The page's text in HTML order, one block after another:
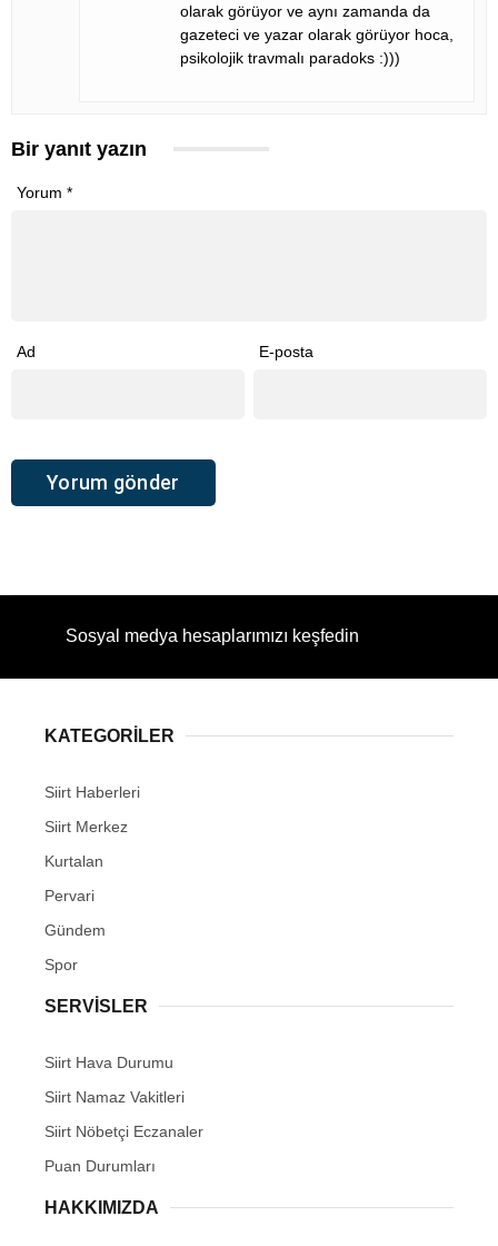
olarak görüyor ve aynı zamanda da
gazeteci ve yazar olarak görüyor hoca,
psikolojik travmalı paradoks :)))
Bir yanıt yazın
Yorum *
Ad E-posta
Sosyal medya hesaplarımızı keşfedin
KATEGORİLER
Siirt Haberleri
Siirt Merkez
Kurtalan
Pervari
Gündem
Spor
SERVİSLER
Siirt Hava Durumu
Siirt Namaz Vakitleri
Siirt Nöbetçi Eczanaler
Puan Durumları
HAKKIMIZDA